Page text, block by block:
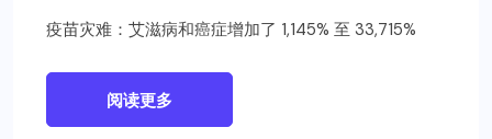
疫苗灾难：艾滋病和癌症增加了 1,145% 至 33,715%
阅读更多